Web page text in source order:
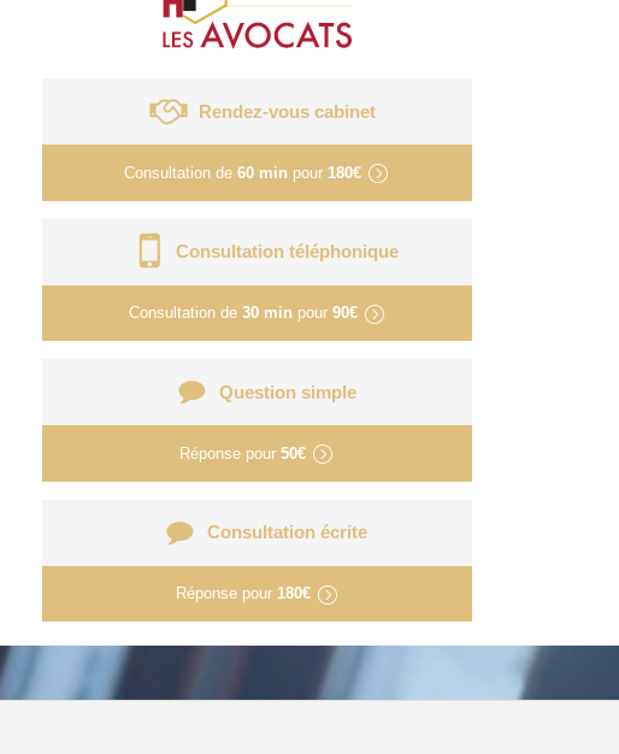
Rendez-vous cabinet
Consultation de60 min pour 180€
Consultation téléphonique
Consultation de 30 min pour 90€
Question simple
Réponse pour50€
Consultation écrite
Réponse pour 180€